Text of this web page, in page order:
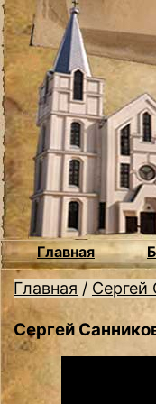
Главная
Главная / Сергей
Сергей